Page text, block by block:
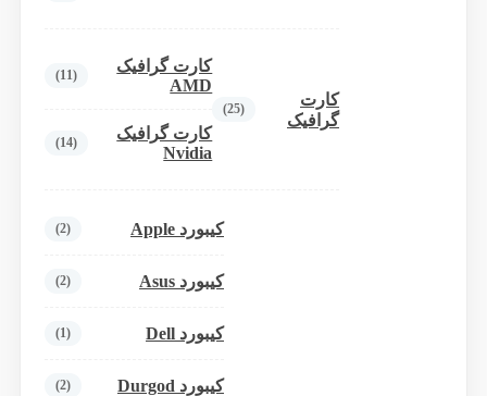
کارت
گرافیک
(25)
کارت گرافیک
AMD
(11)
کارت گرافیک
Nvidia
(14)
کیبورد Apple (2)
کیبورد Asus (2)
کیبورد Dell (1)
کیبورد Durgod (2)